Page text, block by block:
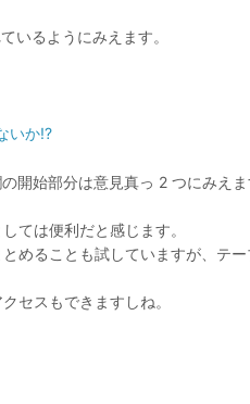
いるようにみえます。
いか!?
開始部分は意見真っ 2 つにみえま
ては便利だと感じます。
めることも試していますが、テ
セスもできますしね。